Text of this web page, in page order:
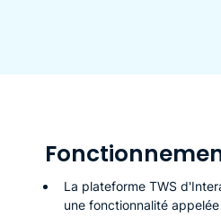
La plateforme TWS
une fonctionnalité